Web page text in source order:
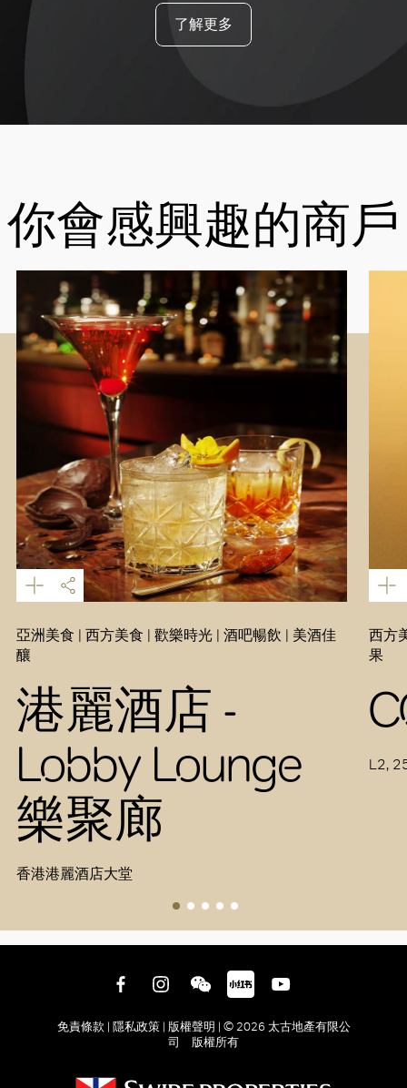
了解更多
你會感興趣的商戶
亞洲美食 | 西方美食 | 歡樂時光 | 酒吧暢飲 | 美酒佳
釀
港麗酒店 -
Lobby Lounge
樂聚廊
香港港麗酒店大堂
西方
果
L2,
免責條款 | 隱私政策 | 版權聲明 | © 2026 太古地產有限公
司 版權所有